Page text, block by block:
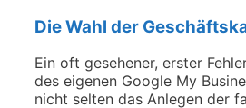
Die Wahl der
Ein oft gesehener, erster
des eigenen Google My
nicht selten das Anlegen der